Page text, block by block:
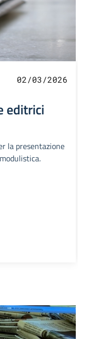
02/03/2026
editrici
la presentazione